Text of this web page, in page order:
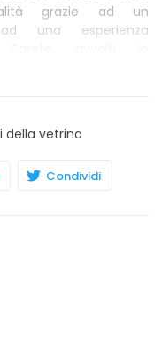
grazie ad un
una esperienza
fatta di colori,
quiete e serenità vi
della vetrina
Condividi